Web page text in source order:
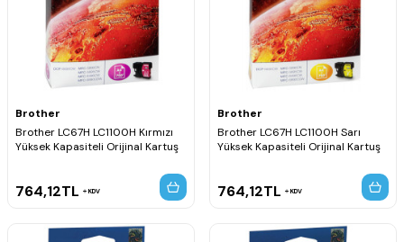
Brother
Brother LC67H LC1100H Kırmızı
Yüksek Kapasiteli Orijinal Kartuş
764,12TL KDV
Brother
Brother LC67H LC1100H Sarı
Yüksek Kapasiteli Orijinal Kartuş
764,12TL KDV